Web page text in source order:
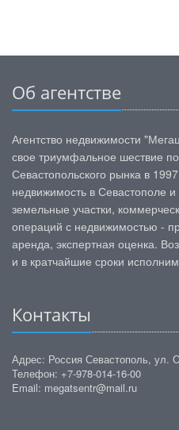
Об агентстве
Агентство недвижимости
свое триумфальное шествие
Севастопольского рынка в
недвижимость в Севастополе
земельные участки,
операций с недвижимостью -
аренда, экспертная оценка.
и в кратчайшие сроки
Контакты
Адрес: Россия Севастополь, ул.
Телефон: +7-978-014-16-00
Email: megatsentr@mail.ru